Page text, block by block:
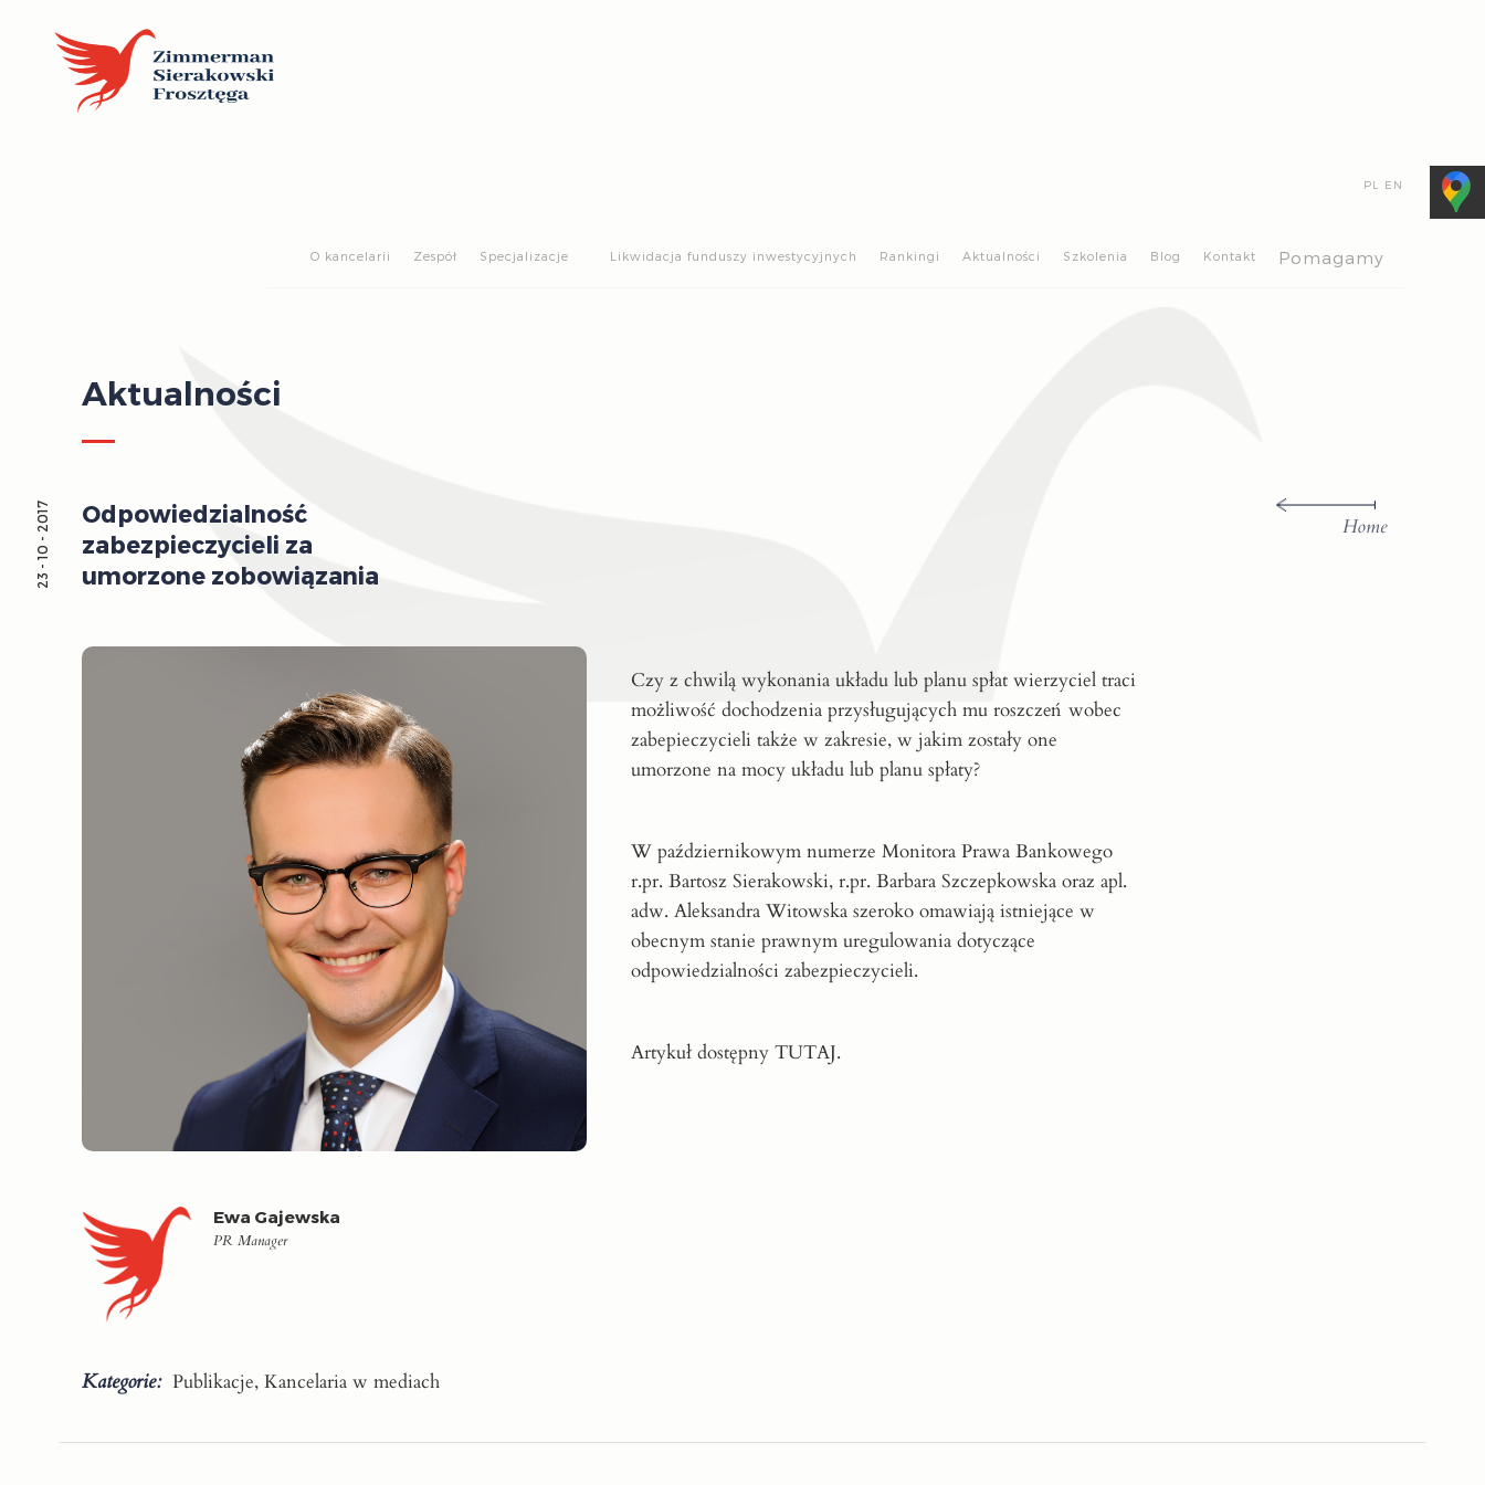
PL EN
O kancelarii Zespół Specjalizacje Likwidacja funduszy inwestycyjnych Rankingi Aktualności Szkolenia Blog Kontakt Pomagamy
Aktualności
Home
Odpowiedzialność
zabezpieczycieli za
umorzone zobowiązania
23 - 10 - 2017
Ewa Gajewska
PR Manager
Kategorie: Publikacje, Kancelaria w mediach
Czy z chwilą wykonania układu lub planu spłat wierzyciel traci
możliwość dochodzenia przysługujących mu roszczeń wobec
zabepieczycieli także w zakresie, w jakim zostały one
umorzone na mocy układu lub planu spłaty?
W październikowym numerze Monitora Prawa Bankowego
r.pr.Bartosz Sierakowski, r.pr.Barbara Szczepkowska oraz apl.
adw.Aleksandra Witowska szeroko omawiają istniejące w
obecnym stanie prawnym uregulowania dotyczące
odpowiedzialności zabezpieczycieli.
Artykuł dostępnyTUTAJ.